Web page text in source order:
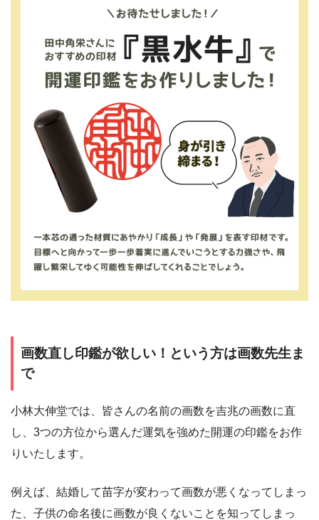
画数直し印鑑が欲しい！という方は画数先生ま
で
小林大伸堂では、皆さんの名前の画数を吉兆の画数に直
し、3つの方位から選んだ運気を強めた開運の印鑑をお作
りいたします。
例えば、結婚して苗字が変わって画数が悪くなってしまっ
た、子供の命名後に画数が良くないことを知ってしまっ